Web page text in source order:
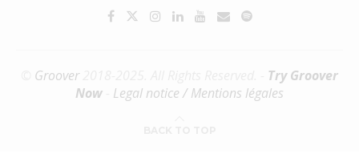
Groover2018-2025. All Rights Reserved. - Try Groover
Now
Legal notice / Mentions légales